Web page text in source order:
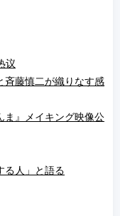
议
斉藤慎二が織りなす感
ま』メイキング映像公
る人」と語る